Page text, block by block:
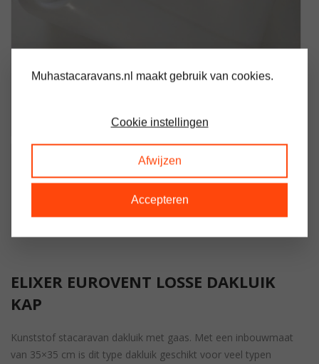
ELIXER EUROVENT LOSSE DAKLUIK
KAP
Kunststof stacaravan dakluik met gaas. Met een inbouwmaat
van 35×35 cm is dit type dakluik geschikt voor veel typen
Muhastacaravans.nl maakt gebruik van cookies.
Cookie instellingen
Afwijzen
Accepteren